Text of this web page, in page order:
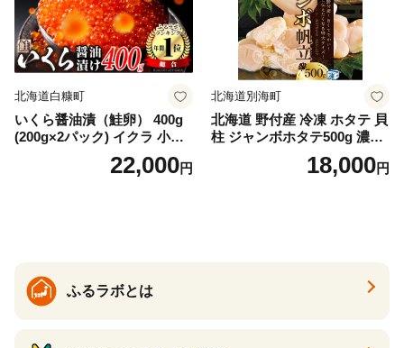
納税 ふるさとチョイス チョ
イス 北海道 白糠町
北海道白糠町
いくら醤油漬（鮭卵） 400g
(200g×2パック) イクラ 小分
け いくら醤油漬 鮭いくら い
くら醤油漬け 鮭 鮭卵 ikura
22,000円
北海道別海町
北海道 野付産 冷凍 ホタテ 貝
柱 ジャンボホタテ500g 濃厚
な旨味と甘み （ほたて ホタ
テ 帆立 貝柱 ホタテ貝柱 大玉
18,000円
ふるラボとは